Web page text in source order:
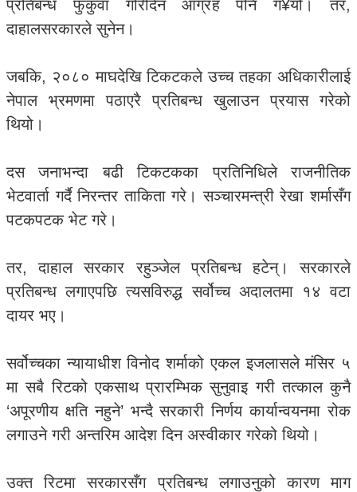
प्रतिबन्ध फुकुवा गरिदिन आग्रह पनि ग¥यो। तर,
दाहालसरकारले सुनेन।
जबकि, २०८० माघदेखि टिकटकले उच्च तहका अधिकारीलाई
नेपाल भ्रमणमा पठाएरै प्रतिबन्ध खुलाउन प्रयास गरेको
थियो।
दस जनाभन्दा बढी टिकटकका प्रतिनिधिले राजनीतिक
भेटवार्ता गर्दै निरन्तर ताकिता गरे। सञ्चारमन्त्री रेखा शर्मासँग
पटकपटक भेट गरे।
तर, दाहाल सरकार रहुञ्जेल प्रतिबन्ध हटेन्। सरकारले
प्रतिबन्ध लगाएपछि त्यसविरुद्ध सर्वोच्च अदालतमा १४ वटा
दायर भए।
सर्वोच्चका न्यायाधीश विनोद शर्माको एकल इजलासले मंसिर ५
मा सबै रिटको एकसाथ प्रारम्भिक सुनुवाइ गरी तत्काल कुनै
‘अपूरणीय क्षति नहुने’ भन्दै सरकारी निर्णय कार्यान्वयनमा रोक
लगाउने गरी अन्तरिम आदेश दिन अस्वीकार गरेको थियो।
उक्त रिटमा सरकारसँग प्रतिबन्ध लगाउनुको कारण माग